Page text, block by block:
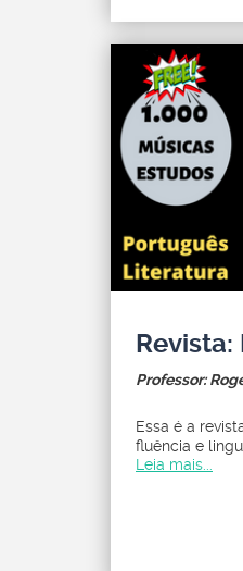
Professor:
Essa é a
fluência
Leia mais...